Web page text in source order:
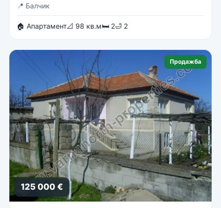
📍 Балчик
🏠 Апартамент📐 98 кв.м🛏 2🛁 2
Продажба
125 000 €